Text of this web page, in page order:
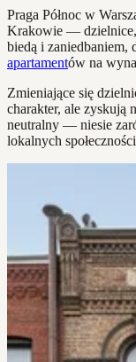
Praga Północ w
Krakowie — dzielnice,
biedą i zaniedbaniem,
apartamentów na
Zmieniające się
charakter, ale zyskują
neutralny — niesie
lokalnych